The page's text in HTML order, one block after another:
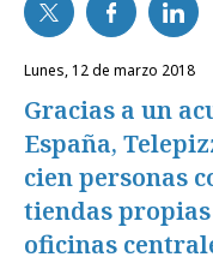
lunes, 12 de marzo 2018
Gracias a un
España,
cien personas
tiendas propias
oficinas